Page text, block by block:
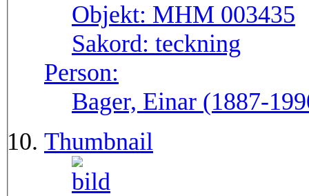
Objekt: MHM 003435
Sakord: teckning
Person:
Bager, Einar (1887-
Thumbnail